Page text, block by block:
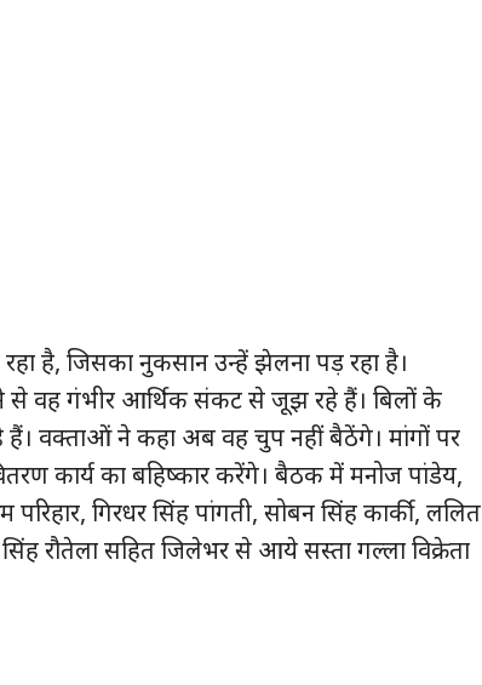
है, जिसका नुकसान उन्हें झेलना पड़ रहा है।
से वह गंभीर आर्थिक संकट से जूझ रहे हैं। बिलों के
वक्ताओं ने कहा अब वह चुप नहीं बैठेंगे। मांगों पर
वितरण कार्य का बहिष्कार करेंगे। बैठक में मनोज पांडेय,
गिरधर सिंह पांगती, सोबन सिंह कार्की, ललित
रौतेला सहित जिलेभर से आये सस्ता गल्ला विक्रेता